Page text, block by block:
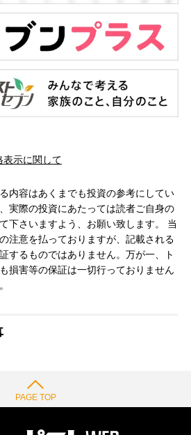
表示に関して
内容はあくまでも投資の参考にしてい
実際の投資にあたっては読者ご自身の
下さいますよう、お願い致します。 当
注意を払っておりますが、記載される
するものではありません。万が一、ト
損害等の保証は一切行っておりません
PAGE TOP